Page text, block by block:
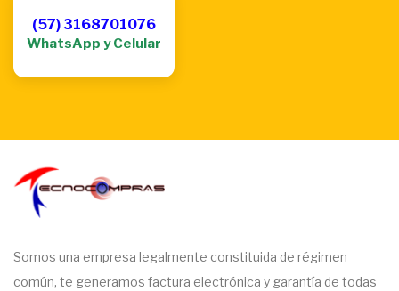
(57) 3168701076
WhatsApp y Celular
Somos una empresa legalmente constituida de régimen
común, te generamos factura electrónica y garantía de todas